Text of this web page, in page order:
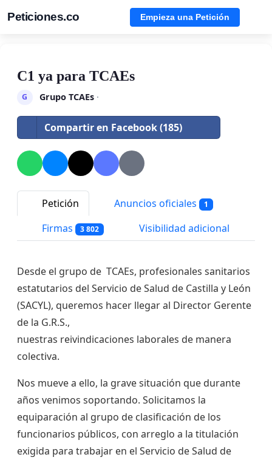
Peticiones.co Empieza una Petición
C1 ya para TCAEs
G Grupo TCAEs·
Compartir en Facebook (185)
Petición Anuncios oficiales 1
Firmas 3 802 Visibilidad adicional
Desde el grupo de TCAEs, profesionales sanitarios
estatutarios del Servicio de Salud de Castilla y León
(SACYL), queremos hacer llegar al Director Gerente
de la G.R.S.,
nuestras reivindicaciones laborales de manera
colectiva.
Nos mueve a ello, la grave situación que durante
años venimos soportando. Solicitamos la
equiparación al grupo de clasificación de los
funcionarios públicos, con arreglo a la titulación
exigida para trabajar en el Servicio de Salud de